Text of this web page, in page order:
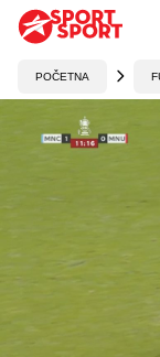
POČETNA